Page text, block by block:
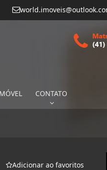
CONTATO
Adicionar ao favoritos